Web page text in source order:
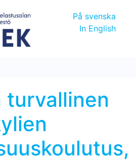
På svenska
In English
turvallinen